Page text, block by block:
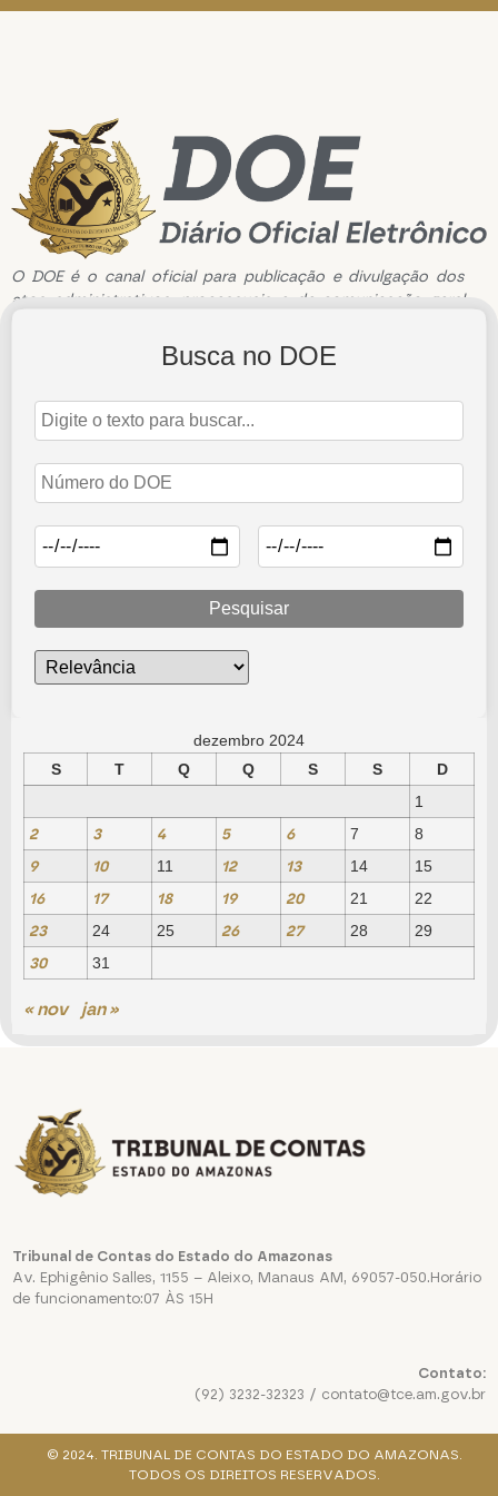
O DOE é o canal oficial para publicação e divulgação dos
atos administrativos, processuais e de comunicação geral
Edição de n°3464 de 26 de dezembro de 2024
26 de dezembro de 2024
Abrir Edição
Busca no DOE
Pesquisar
dezembro 2024
S
T Q Q S S
D
1
2 3 4 5 6 7 8
9 10 11 12 13 14 15
16 17 18 19 20 21 22
23 24 25 26 27 28 29
30 31
« nov jan »
Tribunal de Contas do Estado do Amazonas
Av. Ephigênio Salles, 1155 – Aleixo, Manaus AM, 69057-050.Horário
de funcionamento:07 ÀS 15H
Contato:
(92) 3232-32323 / contato@tce.am.gov.br
© 2024. TRIBUNAL DE CONTAS DO ESTADO DO AMAZONAS.
TODOS OS DIREITOS RESERVADOS.